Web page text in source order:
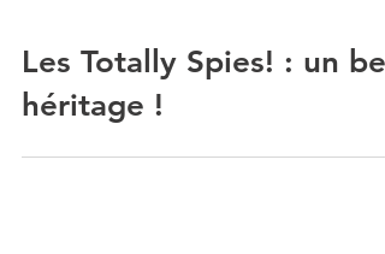
Les Totally Spies! : un bel
héritage !